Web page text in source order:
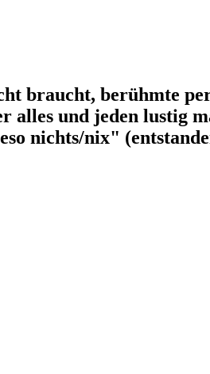
braucht, berühmte
alles und jeden lustig
nichts/nix"